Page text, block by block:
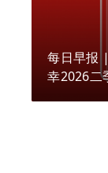
每日早报
幸2026二